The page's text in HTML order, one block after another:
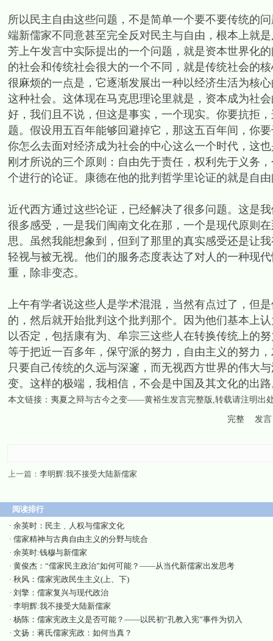
所以民主自由这些问题，不是简单一个要不要传统的
端新儒家不同意甚至完全反对民主与自由，根本上就
芳上午发言中实际提出的一个问题，就是资本世界化
的社会和传统社会很大的一个不同，就是传统社会的
很麻烦的一点是，它逐渐发展出一种以经济生活为核
这种社会。这体现在马克思理论里就是，资本成为社
好，我们且不说，但这是事实，一个现实。你要抗拒
题。假设用五百年能够回避掉它，那这五百年间，你
你怎么去面对经济成为社会的中心这么一个时代，这
刚才所说的三个原则：自由先于责任，权利先于义务
个进行的论证。康德在他的批判哲学里论证的就是自
近代西方通过这些论证，已经解决了很多问题。这是
很多感受，一是我们闽南文化在那，一个是现代原则
思。虽然我能想象到，但到了那里的真实感受还是让
轻视与被无视。他们的服务态度表达了对人的一种现
重，除非变态。
上午有学者说这些人是学术混混，当然有点过了，但
的，然后就开始批判这个批判那个。因为他们基本上
以否定，包括康有为、牟宗三这些人在转换传统上的
等于把近一百多年，保守派的努力，自由主义的努力
只要自己传统的久远与深邃，而无视西方世界的伟大
变。这样的极端，我相信，不会是中国及其文化的出路
本文链接： 夷夏之辩与古今之变——黄裕生发言完整版 ,转载请注明出
完整 发言
上一篇： 李明辉:我不接受大陆新儒家
阅读排行
· 余英时：民主﹑人权与儒家文化
· 儒家精神与古典自由主义的分野与统合
· 余英时:钱穆与新儒家
· 黄俊杰：“儒家民主政治”如何可能？——从当代新儒家出发思考
· 秋风：儒家宪政民生主义(上、下)
· 刘擎：儒家复兴与现代政治
· 李明辉:我不接受大陆新儒家
· 杨陈：儒家宪政主义是否可能？——以民初“孔教入宪”事件为切入
· 文扬：蒋氏儒家宪政：如何当真？